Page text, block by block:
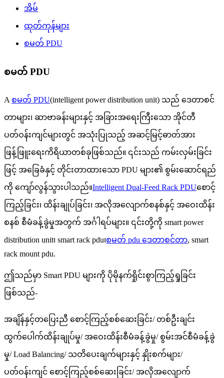
အိမ်
ထုတ်ကုန်များ
စမတ် PDU
စမတ် PDU
Aစမတ် PDU(intelligent power distribution unit) သည် ဒေတာစင်
တာများ၊ ဆာဗာခန်းများနှင့် အခြားအရေးကြီးသော အိုင်တီ
ပတ်ဝန်းကျင်များတွင် အသုံးပြုသည့် အဆင့်မြင့်ဓာတ်အား
ဖြန့်ဖြူးရေးကိရိယာတစ်ခုဖြစ်သည်။ ၎င်းသည် ကမ်းလှမ်းခြင်း
ဖြင့် အခြေခံနှင့် တိုင်းတာထားသော PDU များ၏ စွမ်းဆောင်ရည်
ကို ကျော်လွန်သွားပါသည်။Intelligent Dual-Feed Rack PDUစောင့်
ကြည့်ခြင်း၊ ထိန်းချုပ်ခြင်း၊ အလိုအလျောက်စနစ်နှင့် အဝေးထိန်း
စနစ် စီမံခန့်ခွဲမှုအတွက် အင်္ဂါရပ်များ။ ၎င်းတို့ကို smart power
distribution unit၊ smart rack pdu၊စမတ် pdu ဒေတာစင်တာ, smart
rack mount pdu.
ဤသည်မှာ Smart PDU များကို ပိုမိုနက်ရှိုင်းစွာကြည့်ရှုခြင်း
ဖြစ်သည်-
အချိန်နှင့်တပြေးညီ စောင့်ကြည့်စစ်ဆေးခြင်း/ တစ်ဦးချင်း
ထွက်ပေါက်ထိန်းချုပ်မှု/ အဝေးထိန်းစီမံခန့်ခွဲမှု/ စွမ်းအင်စီမံခန့်ခွဲ
မှု/ Load Balancing/ သတိပေးချက်များနှင့် နှိုးစက်များ/
ပတ်ဝန်းကျင် စောင့်ကြည့်စစ်ဆေးခြင်း/ အလိုအလျောက်